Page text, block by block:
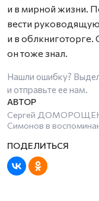
и в мирной жизни.
вести
и в
он тоже знал.
Нашли ошибку?
и отправьте ее нам.
Сергей
Симонов в